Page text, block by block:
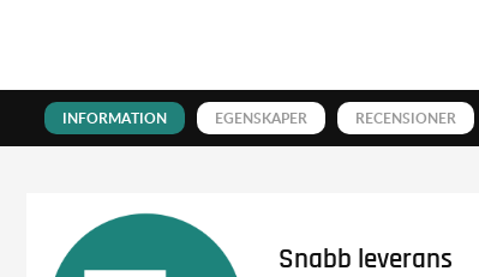
INFORMATION EGENSKAPER RECENSIONER
Snabb leverans